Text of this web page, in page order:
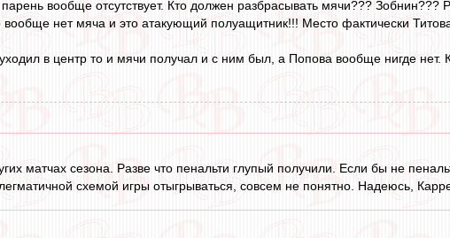
вообще отсутствует. Кто должен разбрасывать мячи??? Зобнин???
нет мяча и это атакующий полуащитник!!! Место фактически
в центр то и мячи получал и с ним был, а Попова вообще нигде нет.
матчах сезона. Разве что пенальти глупый получили. Если бы не
схемой игры отыгрываться, совсем не понятно. Надеюсь,